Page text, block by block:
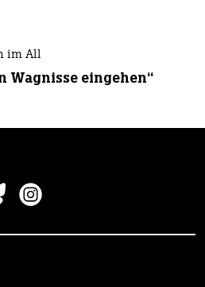
im All
Wagnisse eingehen“